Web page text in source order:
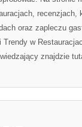
recenzjach,
oraz zapleczu
w
znajdzie